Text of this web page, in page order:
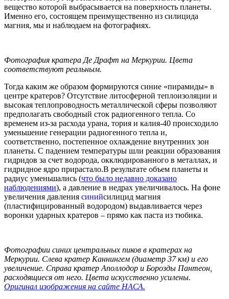
вещество которой выбрасывается на поверхность планеты.
Именно его, состоящем преимущественно из силицида
магния, мы и наблюдаем на фотографиях.
Фотография кратера Де Драфт на Меркурии. Цвета
соответствуют реальным.
Тогда каким же образом формируются синие «пирамиды» в
центре кратеров? Отсутствие литосферной теплоизоляции и
высокая теплопроводность металлической сферы позволяют
предполагать свободный сток радиогенного тепла. Со
временем из-за расхода урана, тория и калия-40 происходило
уменьшение генерации радиогенного тепла и,
соответственно, постепенное охлаждение внутренних зон
планеты. С падением температуры шли реакции образования
гидридов за счет водорода, окклюдированного в металлах, и
гидридное ядро прирастало.В результате объем планеты и
радиус уменьшались (что было недавно доказано
наблюдениями), а давление в недрах увеличивалось. На фоне
увеличения давления синийсилицид магния
(пластифицированный водородом) выдавливается через
воронки ударных кратеров – прямо как паста из тюбика.
Фотографии синих центральных пиков в кратерах на
Меркурии. Слева кратер Каннингем (диаметр 37 км) и его
увеличение. Справа кратер Аполлодор и Борозды Пантеон,
расходящиеся от него. Цвета искусственно усилены.
Оригинал изображения на сайте НАСА.